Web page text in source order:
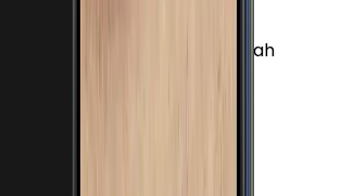
Galaxy A02s - 32 GB - Siyah